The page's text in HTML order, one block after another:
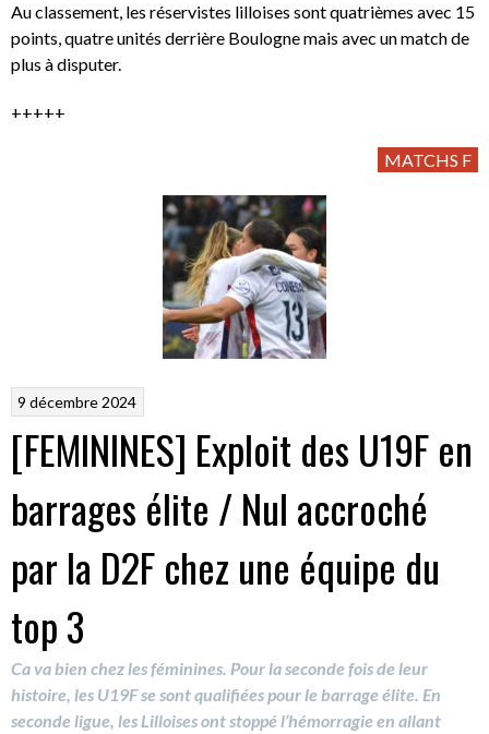
Au classement, les réservistes lilloises sont quatrièmes avec 15
points, quatre unités derrière Boulogne mais avec un match de
plus à disputer.
+++++
MATCHS F
9 décembre 2024
[FEMININES] Exploit des U19F en
barrages élite / Nul accroché
par la D2F chez une équipe du
top 3
Ca va bien chez les féminines. Pour la seconde fois de leur
histoire, les U19F se sont qualifiées pour le barrage élite. En
seconde ligue, les Lilloises ont stoppé l’hémorragie en allant